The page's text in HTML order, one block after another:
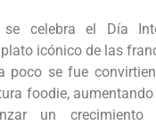
celebra el Día
icónico de las
poco se fue
foodie,
un crecimiento